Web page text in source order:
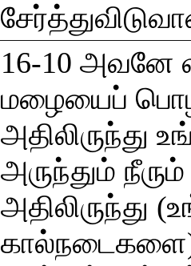
16-10 அவனே
மழையைப்
அதிலிருந்து
அருந்தும்
அதிலிருந்து